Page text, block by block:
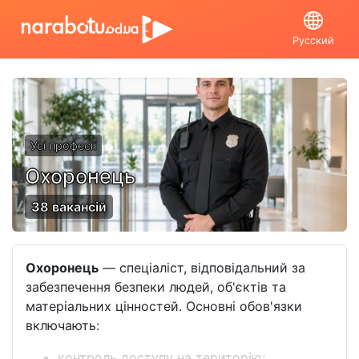
Русский
Усі професії
Охоронець
38 вакансій
Охоронець — спеціаліст, відповідальний за
забезпечення безпеки людей, об'єктів та
матеріальних цінностей. Основні обов'язки
включають: